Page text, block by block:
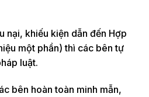
nại, khiếu kiện dẫn đến Hợp
một phần) thì các bên tự
luật.
bên hoàn toàn minh mẫn,